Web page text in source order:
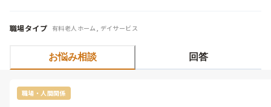
職場タイプ 有料老人ホーム, デイサービス
お悩み相談 回答
職場・人間関係